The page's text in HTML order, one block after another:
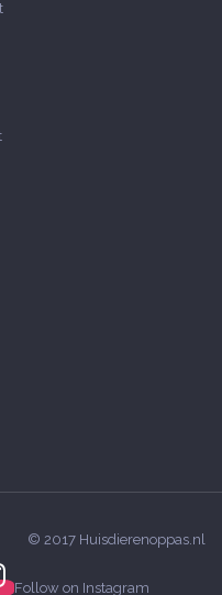
© 2017 Huisdierenoppas.nl
Follow on Instagram